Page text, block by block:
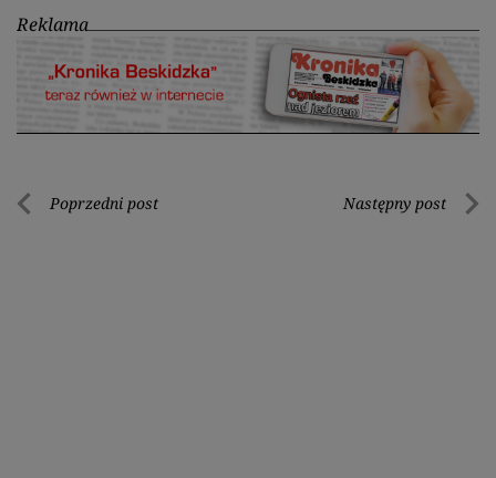
Reklama
Nawigacja
Poprzedni post Następny post